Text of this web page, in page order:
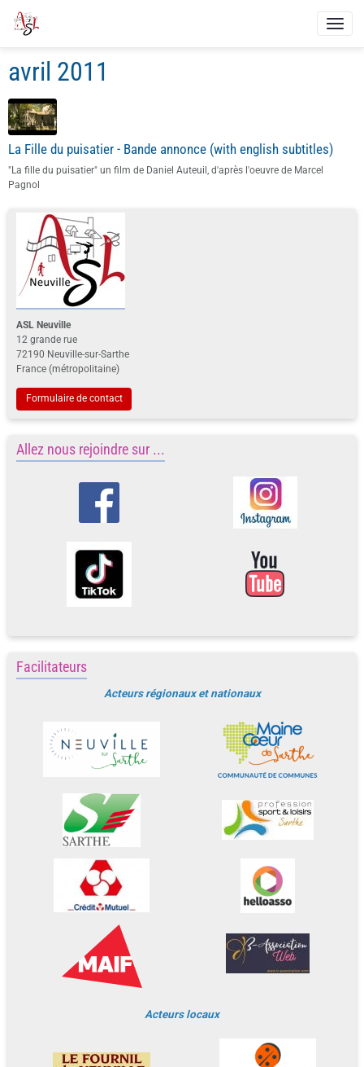
avril 2011
La Fille du puisatier - Bande annonce (with english subtitles)
"La fille du puisatier" un film de Daniel Auteuil, d'après l'oeuvre de Marcel
Pagnol
ASL Neuville
12 grande rue
72190 Neuville-sur-Sarthe
France (métropolitaine)
Formulaire de contact
Allez nous rejoindre sur ...
Facilitateurs
Acteurs régionaux et nationaux
Acteurs locaux